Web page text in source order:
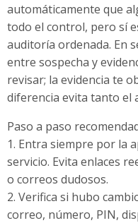
automáticamente que
todo el control, pero sí
auditoría ordenada. En
entre sospecha y
revisar; la evidencia te
diferencia evita tanto el
Paso a paso
1. Entra siempre por la
servicio. Evita enlaces
o correos dudosos.
2. Verifica si hubo
correo, número, PIN,